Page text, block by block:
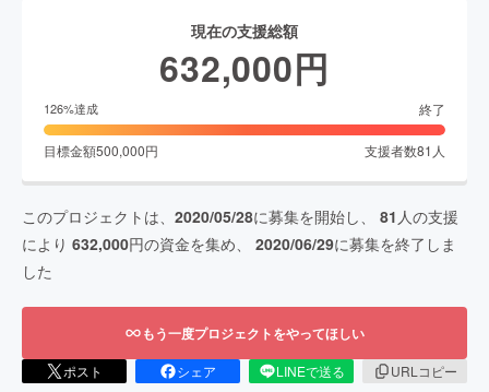
現在の支援総額
632,000円
126%達成 終了
目標金額500,000円 支援者数81 人
このプロジェクトは、 2020/05/28に募集を開始し、 81 人の支援
により 632,000円の資金を集め、 2020/06/29に募集を終了しま
した
もう一度プロジェクトをやってほしい
ポスト シェア LINEで送る
URLコピー